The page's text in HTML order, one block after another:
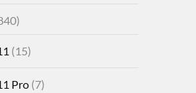
(15)
Pro(7)